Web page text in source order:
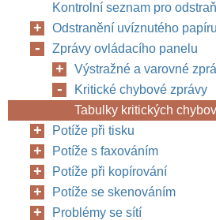
Kontrolní seznam pro
Odstranění uvíznutého papíru
Zprávy ovládacího panelu
Výstražné a varovné
Kritické chybové zprávy
Tabulky kritických
Potíže při tisku
Potíže s faxováním
Potíže při kopírování
Potíže se skenováním
Problémy se sítí